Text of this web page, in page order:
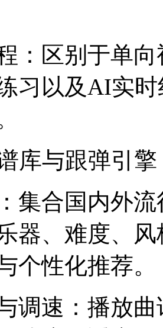
：区别于单
习以及AI实
库与跟弹引擎
集合国内外
器、难度、
个性化推荐。
调速：播放